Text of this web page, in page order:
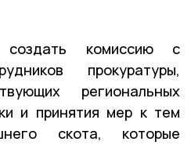
комиссию с
прокуратуры,
региональных
и принятия мер к тем
скота, которые